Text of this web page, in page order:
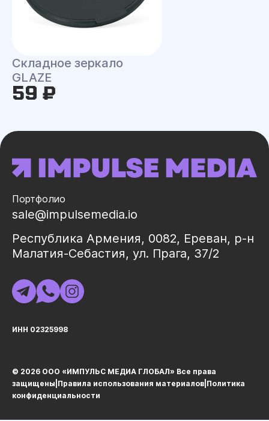
Складное зеркало
GLAZE
59 ₽
Портфолио
sale@impulsemedia.io
Республика Армения, 0082, Ереван, р-н
Малатия-Себастия, ул. Прага, 37/2
ИНН 02325998
© 2026 ООО «ИМПУЛЬС МЕДИА ГЛОБАЛ» Все права
защищеныㅤ|ㅤ Правила использования материалов Политика
конфиденциальности